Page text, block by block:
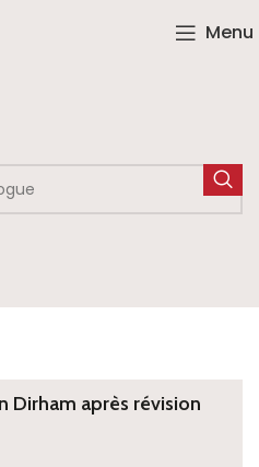
Menu
Dirham après révision